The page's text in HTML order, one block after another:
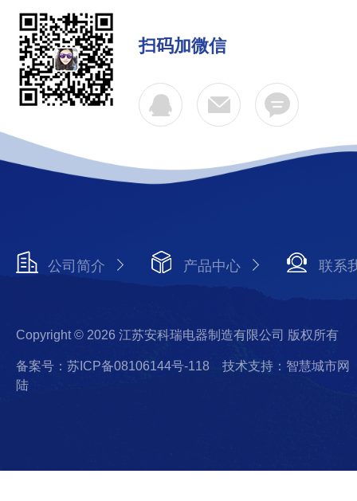
扫码加微信
公司简介 产品中心 联系
Copyright © 2026 江苏安科瑞电器制造有限公司 版权所有
备案号：苏ICP备08106144号-118
技术支持：智慧城市网
陆